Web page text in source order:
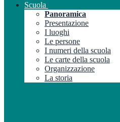
Scuola
Panoramica
Presentazione
I luoghi
Le persone
I numeri della scuola
Le carte della scuola
Organizzazione
La storia